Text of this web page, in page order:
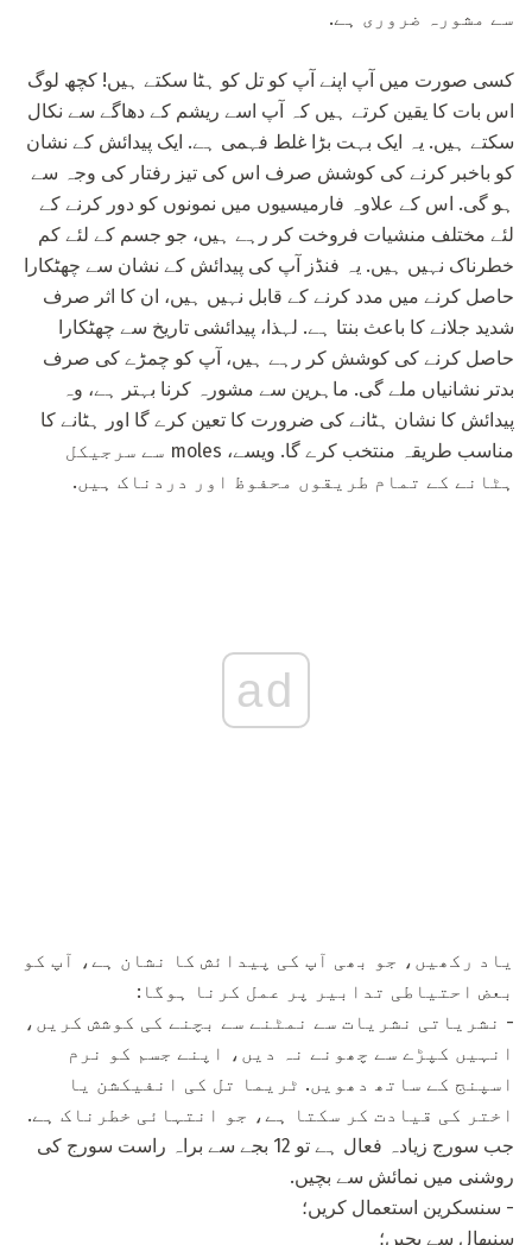
سے مشورہ ضروری ہے.
کسی صورت میں آپ اپنے آپ کو تل کو ہٹا سکتے ہیں! کچھ لوگ
اس بات کا یقین کرتے ہیں کہ آپ اسے ریشم کے دھاگے سے نکال
سکتے ہیں. یہ ایک بہت بڑا غلط فہمی ہے. ایک پیدائش کے نشان
کو باخبر کرنے کی کوشش صرف اس کی تیز رفتار کی وجہ سے
ہو گی. اس کے علاوہ فارمیسیوں میں نمونوں کو دور کرنے کے
لئے مختلف منشیات فروخت کر رہے ہیں، جو جسم کے لئے کم
خطرناک نہیں ہیں. یہ فنڈز آپ کی پیدائش کے نشان سے چھٹکارا
حاصل کرنے میں مدد کرنے کے قابل نہیں ہیں، ان کا اثر صرف
شدید جلانے کا باعث بنتا ہے. لہذا، پیدائشی تاریخ سے چھٹکارا
حاصل کرنے کی کوشش کر رہے ہیں، آپ کو چمڑے کی صرف
بدتر نشانیاں ملے گی. ماہرین سے مشورہ کرنا بہتر ہے، وہ
پیدائش کا نشان ہٹانے کی ضرورت کا تعین کرے گا اور ہٹانے کا
مناسب طریقہ منتخب کرے گا. ویسے، moles سے سرجیکل
ہٹانے کے تمام طریقوں محفوظ اور دردناک ہیں.
ad
یاد رکھیں، جو بھی آپ کی پیدائش کا نشان ہے، آپ کو
بعض احتیاطی تدابیر پر عمل کرنا ہوگا:
- نشریاتی نشریات سے نمٹنے سے بچنے کی کوشش کریں،
انہیں کپڑے سے چھونے نہ دیں، اپنے جسم کو نرم
اسپنج کے ساتھ دھویں. ٹریما تل کی انفیکشن یا
اختر کی قیادت کر سکتا ہے، جو انتہائی خطرناک ہے.
جب سورج زیادہ فعال ہے تو 12 بجے سے براہ راست سورج کی
روشنی میں نمائش سے بچیں.
- سنسکرین استعمال کریں؛
سنبھال سے بچیں؛